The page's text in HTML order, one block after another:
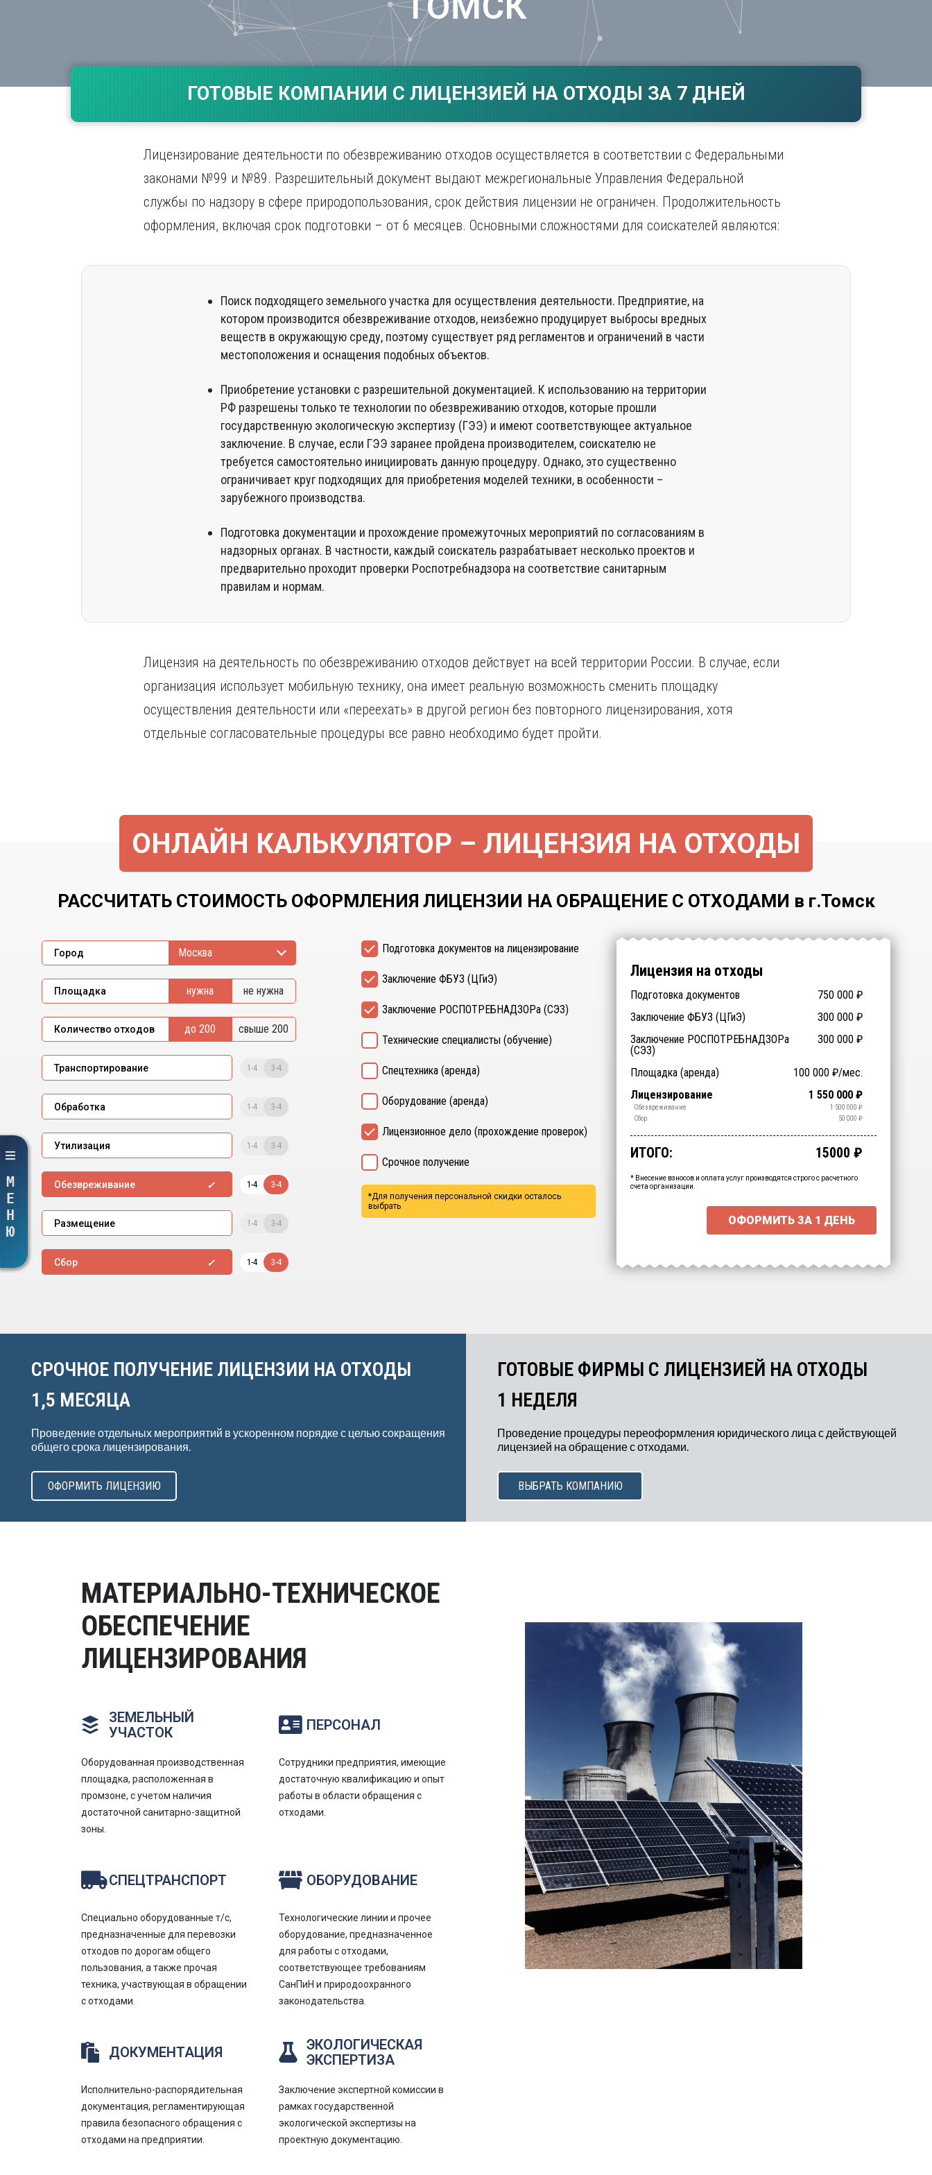
Волгоград
Воронеж
Екатеринбург
И
Иваново
Иркутск
Махачкала
Мурманск
Набережные Челны
Нижний Новгород
Нижний Тагил
Новокузнецк
Саратов
Севастополь
Симферополь
Смоленск
Сочи
Ставрополь
Ч
Чебоксары
Я
Ярославль
ГОТОВЫЕ КОМПАНИИ С ЛИЦЕНЗИЕЙ НА ОТХОДЫ ЗА 7 ДНЕЙ
Лицензирование деятельности по обезвреживанию отходов осуществляется в соответствии с Федеральными
законами №99 и №89. Разрешительный документ выдают межрегиональные Управления Федеральной
службы по надзору в сфере природопользования, срок действия лицензии не ограничен. Продолжительность
оформления, включая срок подготовки – от 6 месяцев. Основными сложностями для соискателей являются:
Поиск подходящего земельного участка для осуществления деятельности. Предприятие, на
котором производится обезвреживание отходов, неизбежно продуцирует выбросы вредных
веществ в окружающую среду, поэтому существует ряд регламентов и ограничений в части
местоположения и оснащения подобных объектов.
Приобретение установки с разрешительной документацией. К использованию на территории
РФ разрешены только те технологии по обезвреживанию отходов, которые прошли
государственную экологическую экспертизу (ГЭЭ) и имеют соответствующее актуальное
заключение. В случае, если ГЭЭ заранее пройдена производителем, соискателю не
требуется самостоятельно инициировать данную процедуру. Однако, это существенно
ограничивает круг подходящих для приобретения моделей техники, в особенности –
зарубежного производства.
Подготовка документации и прохождение промежуточных мероприятий по согласованиям в
надзорных органах. В частности, каждый соискатель разрабатывает несколько проектов и
предварительно проходит проверки Роспотребнадзора на соответствие санитарным
правилам и нормам.
Лицензия на деятельность по обезвреживанию отходов действует на всей территории России. В случае, если
организация использует мобильную технику, она имеет реальную возможность сменить площадку
осуществления деятельности или «переехать» в другой регион без повторного лицензирования, хотя
отдельные согласовательные процедуры все равно необходимо будет пройти.
ОНЛАЙН КАЛЬКУЛЯТОР – ЛИЦЕНЗИЯ НА ОТХОДЫ
РАССЧИТАТЬ СТОИМОСТЬ ОФОРМЛЕНИЯ ЛИЦЕНЗИИ НА ОБРАЩЕНИЕ С ОТХОДАМИ в г.Томск
Город Москва
Площадка нужна не нужна
Количество отходов до 200 свыше 200
Транспортирование 1-4 3-4
Обработка 1-4 3-4
Утилизация 1-4 3-4
Обезвреживание 1-4 3-4
Размещение 1-4 3-4
Сбор 1-4 3-4
Подготовка документов на лицензирование
Заключение ФБУЗ (ЦГиЭ)
Заключение РОСПОТРЕБНАДЗОРа (СЭЗ)
Технические специалисты (обучение)
Спецтехника (аренда)
Оборудование (аренда)
Лицензионное дело (прохождение проверок)
Срочное получение
*Для получения персональной скидки осталось
выбрать
Лицензия на отходы
Подготовка документов 750 000 ₽
Заключение ФБУЗ (ЦГиЭ)
300 000 ₽
Заключение РОСПОТРЕБНАДЗОРа
(СЭЗ)
300 000 ₽
Технические специалисты
₽
Отходы > 200 ₽
Спецтехника (аренда) ₽
Оборудование (аренда) ₽
Площадка (аренда) 100 000 ₽/мес.
Срочное получение
₽
1-4 классы отходов ₽
Лицензирование 1 550 000 ₽
Транспортирование ₽
Обработка ₽
Утилизация ₽
Обезвреживание 1 500 000 ₽
Размещение
₽
Сбор 50 000 ₽
Промежуточный итог: 15000 ₽
Ваша персональна скидка
-15000₽
ИТОГО: 15000 ₽
* Внесение взносов и оплата услуг производятся строго с расчетного
счета организации.
ОФОРМИТЬ ЗА 1 ДЕНЬ
СРОЧНОЕ ПОЛУЧЕНИЕ ЛИЦЕНЗИИ НА ОТХОДЫ
1,5 МЕСЯЦА
Проведение отдельных мероприятий в ускоренном порядке с целью сокращения
общего срока лицензирования.
ОФОРМИТЬ ЛИЦЕНЗИЮ
ГОТОВЫЕ ФИРМЫ С ЛИЦЕНЗИЕЙ НА ОТХОДЫ
1 НЕДЕЛЯ
Проведение процедуры переоформления юридического лица с действующей
лицензией на обращение с отходами.
ВЫБРАТЬ КОМПАНИЮ
МАТЕРИАЛЬНО-ТЕХНИЧЕСКОЕ
ОБЕСПЕЧЕНИЕ
ЛИЦЕНЗИРОВАНИЯ
ЗЕМЕЛЬНЫЙ
УЧАСТОК
Оборудованная производственная
площадка, расположенная в
промзоне, с учетом наличия
достаточной санитарно-защитной
зоны.
ПЕРСОНАЛ
Сотрудники предприятия, имеющие
достаточную квалификацию и опыт
работы в области обращения с
отходами.
СПЕЦТРАНСПОРТ
Специально оборудованные т/с,
предназначенные для перевозки
отходов по дорогам общего
пользования, а также прочая
техника, участвующая в обращении
с отходами.
ОБОРУДОВАНИЕ
Технологические линии и прочее
оборудование, предназначенное
для работы с отходами,
соответствующее требованиям
СанПиН и природоохранного
законодательства.
ДОКУМЕНТАЦИЯ
Исполнительно-распорядительная
документация, регламентирующая
правила безопасного обращения с
отходами на предприятии.
ЭКОЛОГИЧЕСКАЯ
ЭКСПЕРТИЗА
Заключение экспертной комиссии в
рамках государственной
экологической экспертизы на
проектную документацию.
МЕНЮ